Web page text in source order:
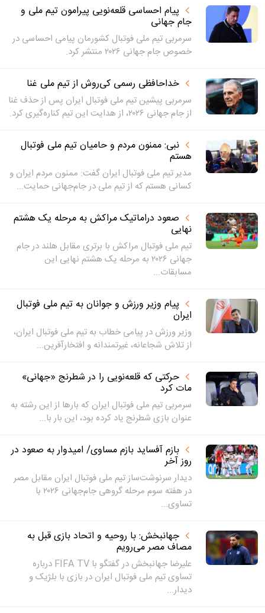
پیام احساسی قلعه‌نویی پیرامون تیم ملی و
جام جهانی
سرمربی تیم ملی فوتبال کشورمان پیامی احساسی در
خصوص جام جهانی ۲۰۲۶ منتشر کرد.
خداحافظی رسمی کی‌روش از تیم ملی غنا
سرمربی پیشین تیم ملی فوتبال ایران پس از حذف غنا
از جام جهانی ۲۰۲۶، از هدایت این تیم کناره‌گیری کرد.
نبی: ممنون مردم و حامیان تیم ملی فوتبال
هستم
مدیر تیم ملی فوتبال ایران گفت: ممنون مردم ایران و
کسانی هستم که از تیم ملی در جام‌جهانی حمایت...
صعود دراماتیک مراکش به مرحله یک هشتم
نهایی
تیم ملی فوتبال مراکش با برتری مقابل هلند در جام
جهانی ۲۰۲۶ به مرحله یک هشتم نهایی این
مسابقات...
پیام وزیر ورزش و جوانان به تیم ملی فوتبال
ایران
وزیر ورزش در پیامی خطاب به تیم ملی فوتبال ایران،
از تلاش شجاعانه، غیرتمندانه و افتخارآفرین...
حرکتی که قلعه‌نویی را در شطرنج «جهانی»
مات کرد
سرمربی تیم ملی فوتبال ایران که بارها از این رشته به
عنوان بازی شطرنج یاد کرده بود، این بار با...
بازم آفساید بازم مساوی/ امیدوار به صعود در
روز آخر
دیدار سرنوشت‌ساز تیم ملی فوتبال ایران مقابل مصر
در هفته سوم مرحله گروهی جام‌جهانی ۲۰۲۶ با
تساوی...
جهانبخش: با روحیه و اتحاد بازی قبل به
مصاف مصر می‌رویم
علیرضا جهانبخش در گفتگو با FIFA TV درباره
تساوی تیم ملی فوتبال ایران در بازی با بلژیک و
دیدار...